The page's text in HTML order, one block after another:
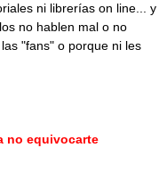
ni librerías on line... y
no hablen mal o no
"fans" o porque ni les
no equivocarte